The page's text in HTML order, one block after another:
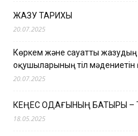
ЖАЗУ ТАРИХЫ
20.07.2025
Көркем және сауатты
оқушыларының тіл
20.07.2025
КЕҢЕС ОДАҒЫНЫҢ БАТЫРЫ –
18.05.2025